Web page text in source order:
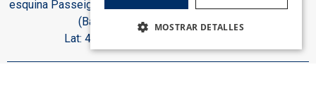
esquina Passeig del Dr. Benaprés 08870 Sitges
(Barcelona). España.
Lat: 41.2299 | Lon: 1.7944
MOSTRAR DETALLES